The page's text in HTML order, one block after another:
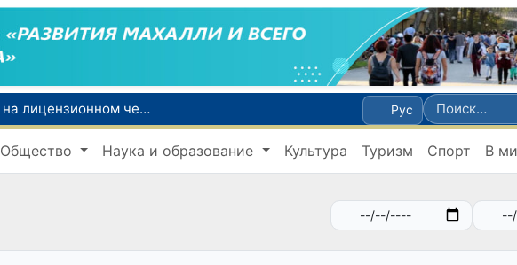
Представительницы Узбекистана выступят на лицензионном чемпионате мира по художественной гимнастике
В июле в Узбекистане зафиксировано снижение цен на продукты питания и рост стоимости отдельных товаров и услуг
«Узатом» и венгерская компания «MVM EGI Zrt.» обсудили реализацию проекта систем сухого охлаждения для АЭС
Рус
Общество Наука и образование Культура Туризм Спорт В